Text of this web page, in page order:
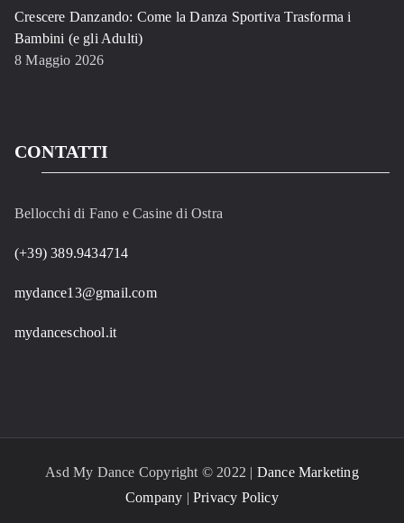
Crescere Danzando: Come la Danza Sportiva Trasforma i
Bambini (e gli Adulti)
8 Maggio 2026
CONTATTI
Bellocchi di Fano e Casine di Ostra
(+39) 389.9434714
mydance13@gmail.com
mydanceschool.it
Asd My Dance Copyright © 2022 | Dance Marketing
Company |Privacy Policy